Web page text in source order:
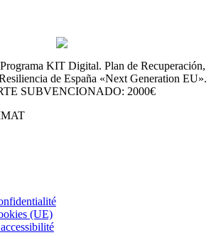
KIT Digital. Plan de Recuperación,
de España «Next Generation EU».
SUBVENCIONADO: 2000€
(UE)